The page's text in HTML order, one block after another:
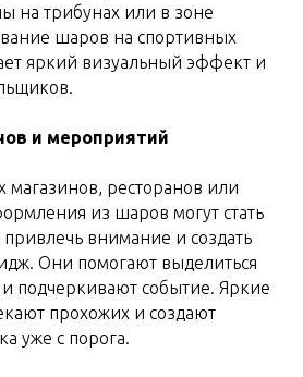
на трибунах или в зоне
шаров на спортивных
яркий визуальный эффект и
и мероприятий
магазинов, ресторанов или
из шаров могут стать
внимание и создать
Они помогают выделиться
подчеркивают событие. Яркие
прохожих и создают
уже с порога.